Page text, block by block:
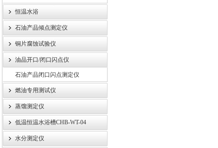
恒温水浴
石油产品倾点测定仪
铜片腐蚀试验仪
油品开口/闭口闪点仪
石油产品闭口闪点测定仪
燃油专用测试仪
蒸馏测定仪
低温恒温水浴槽CHB-WT-04
水分测定仪